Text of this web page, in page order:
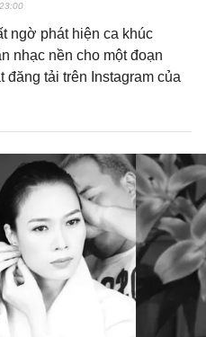
ngờ phát hiện ca khúc
nhạc nền cho một đoạn
đăng tải trên Instagram của